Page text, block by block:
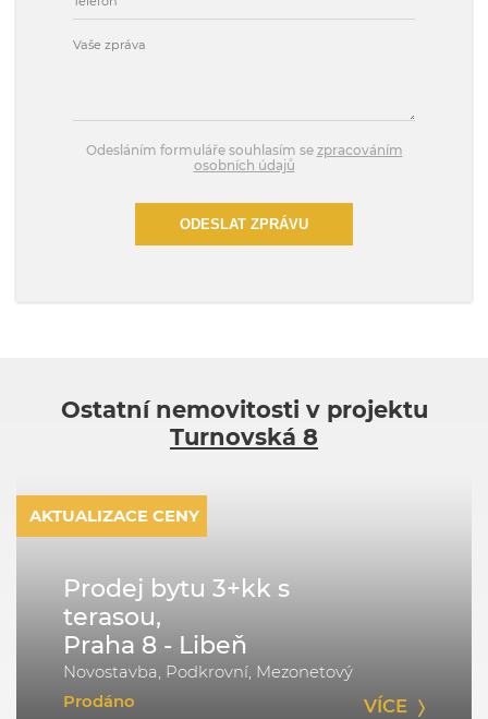
Odesláním formuláře souhlasím se zpracováním
osobních údajů
ODESLAT ZPRÁVU
Ostatní nemovitosti v projektu
Turnovská 8
AKTUALIZACE CENY
Prodej bytu 3+kk s
terasou,
Praha 8 - Libeň
Novostavba, Podkrovní, Mezonetový
Prodáno
VÍCE